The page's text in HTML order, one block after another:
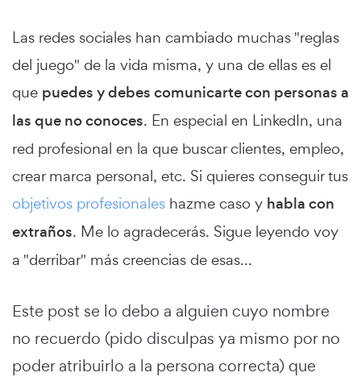
Las redes sociales han cambiado muchas "reglas
del juego" de la vida misma, y una de ellas es el
que puedes y debes comunicarte con personas a
las que no conoces. En especial en LinkedIn, una
red profesional en la que buscar clientes, empleo,
crear marca personal, etc. Si quieres conseguir tus
objetivos profesionales hazme caso y habla con
extraños. Me lo agradecerás. Sigue leyendo voy
a "derribar" más creencias de esas...
Este post se lo debo a alguien cuyo nombre
no recuerdo (pido disculpas ya mismo por no
poder atribuirlo a la persona correcta) que